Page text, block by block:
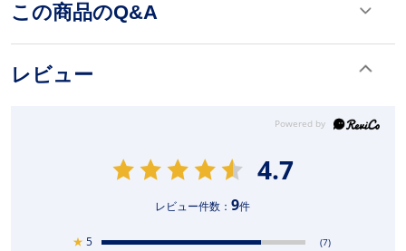
この商品のQ&A
レビュー
4.7
レビュー件数：9件
★ 5 (7)